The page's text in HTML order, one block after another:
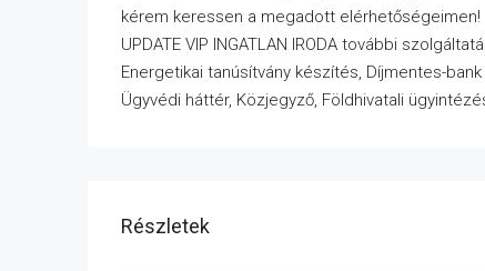
kérem keressen a megadott elérhetőségeimen!
UPDATE VIP INGATLAN IRODA további
Energetikai tanúsítvány készítés, Díjmentes-
Ügyvédi háttér, Közjegyző, Földhivatali
Részletek